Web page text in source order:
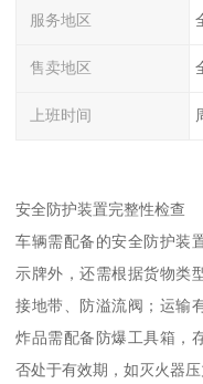
服务地区
售卖地区
上班时间
安全防护装置完整性检查​
车辆需配备的安全防护装
示牌外，还需根据货物类
接地带、防溢流阀；运输
炸品需配备防爆工具箱，
否处于有效期，如灭火器